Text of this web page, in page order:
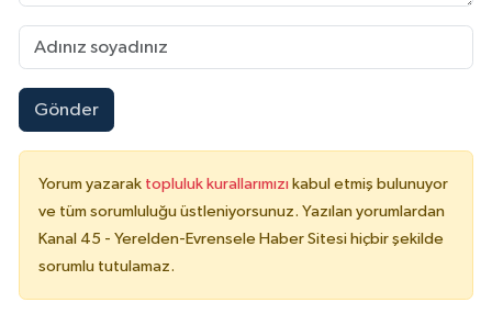
Gönder
Yorum yazarak topluluk kurallarımızı kabul etmiş bulunuyor
ve tüm sorumluluğu üstleniyorsunuz. Yazılan yorumlardan
Kanal 45 - Yerelden-Evrensele Haber Sitesi hiçbir şekilde
sorumlu tutulamaz.